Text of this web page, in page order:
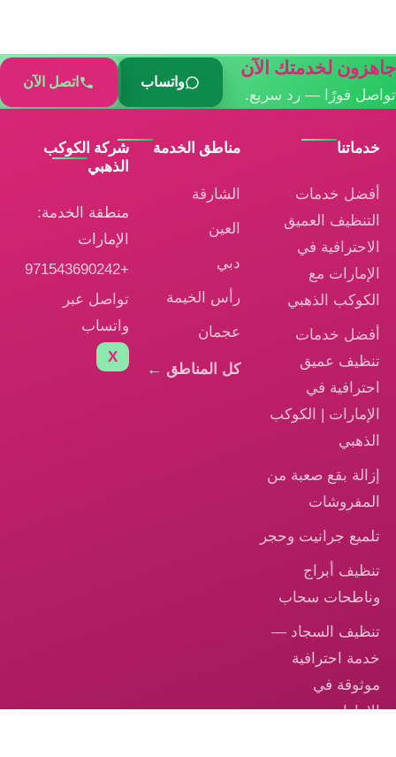
جاهزون لخدمتك الآن
تواصل فورًا — رد سريع.
واتساب اتصل الآن
خدماتنا
أفضل خدمات
التنظيف العميق
الاحترافية في
الإمارات مع
الكوكب الذهبي
أفضل خدمات
تنظيف عميق
احترافية في
الإمارات | الكوكب
الذهبي
إزالة بقع صعبة من
المفروشات
تلميع جرانيت وحجر
تنظيف أبراج
وناطحات سحاب
تنظيف السجاد —
خدمة احترافية
موثوقة في
الإمارات
مناطق الخدمة
الشارقة
العين
دبي
رأس الخيمة
عجمان
كل المناطق ←
شركة الكوكب
الذهبي
منطقة الخدمة:
الإمارات
+971543690242
تواصل عبر
واتساب
X